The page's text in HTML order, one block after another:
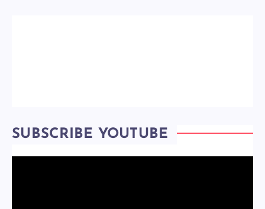
SUBSCRIBE YOUTUBE